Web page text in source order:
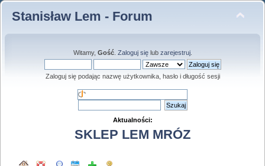
Stanisław Lem - Forum
Witamy, Gość. Zaloguj sięlub zarejestruj.
Zaloguj się podając nazwę użytkownika, hasło i długość sesji
Aktualności:
SKLEP LEM MRÓZ